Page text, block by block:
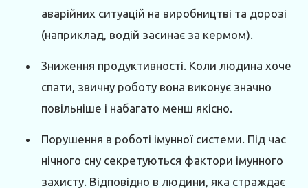
аварійних ситуацій на виробництві та дорозі
(наприклад, водій засинає за кермом).
Зниження продуктивності. Коли людина хоче
спати, звичну роботу вона виконує значно
повільніше і набагато менш якісно.
Порушення в роботі імунної системи. Під час
нічного сну секретуються фактори імунного
захисту. Відповідно в людини, яка страждає